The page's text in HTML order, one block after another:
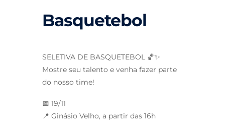
Basquetebol
SELETIVA DE BASQUETEBOL 🏀✨
Mostre seu talento e venha fazer parte
do nosso time!
📅 19/11
📍 Ginásio Velho, a partir das 16h